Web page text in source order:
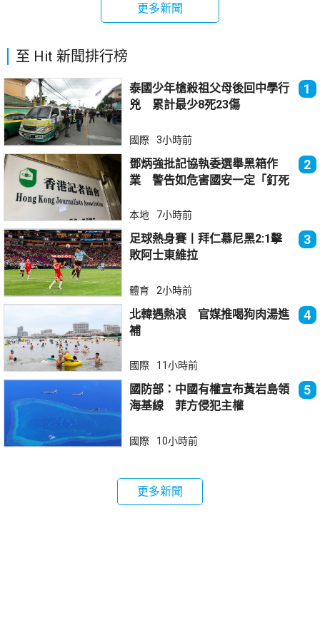
更多新聞
至 Hit 新聞排行榜
泰國少年槍殺祖父母後回中學行
兇 累計最少8死23傷
1
國際 3小時前
鄧炳強批記協執委選舉黑箱作
業 警告如危害國安一定「釘死
2
本地 7小時前
足球熱身賽丨拜仁慕尼黑2:1擊
敗阿士東維拉
3
體育 2小時前
北韓遇熱浪 官媒推喝狗肉湯進
補
4
國際 11小時前
國防部：中國有權宣布黃岩島領
海基線 菲方侵犯主權
5
國際 10小時前
更多新聞